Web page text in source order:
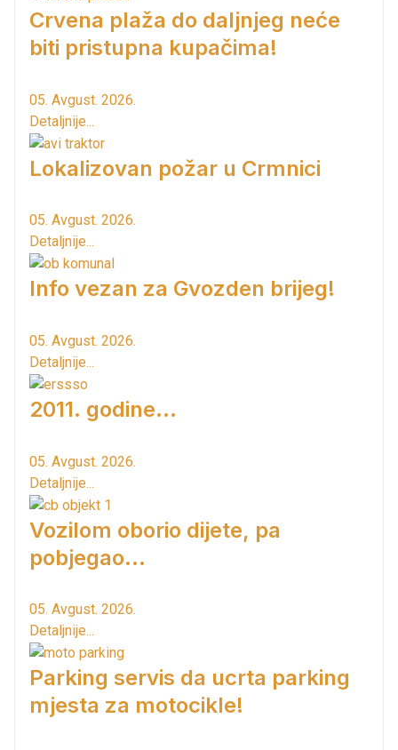
Crvena plaža do daljnjeg neće
biti pristupna kupačima!
05. Avgust. 2026.
Detaljnije...
Lokalizovan požar u Crmnici
05. Avgust. 2026.
Detaljnije...
Info vezan za Gvozden brijeg!
05. Avgust. 2026.
Detaljnije...
2011. godine...
05. Avgust. 2026.
Detaljnije...
Vozilom oborio dijete, pa
pobjegao...
05. Avgust. 2026.
Detaljnije...
Parking servis da ucrta parking
mjesta za motocikle!